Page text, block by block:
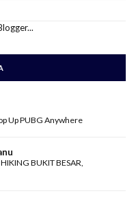
Up PUBG Anywhere
BUKIT BESAR,